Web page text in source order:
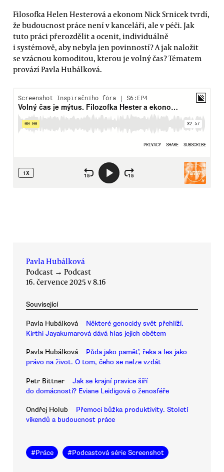
Filosofka Helen Hesterová a ekonom Nick Srnicek tvrdí,
že budoucnost práce není v kanceláři, ale v péči. Jak
tuto práci přerozdělit a ocenit, individuálně
i systémově, aby nebyla jen povinností? A jak naložit
se vzácnou komoditou, kterou je volný čas? Tématem
provází Pavla Hubálková.
Pavla Hubálková
Podcast → Podcast
16. července 2025 v 8.16
Související
Pavla Hubálková
Některé genocidy svět přehlíží.
Kirthi Jayakumarová dává hlas jejich obětem
Pavla Hubálková
Půda jako paměť, řeka a les jako
právo na život. O tom, čeho se nelze vzdát
Petr Bittner
Jak se krajní pravice šíří
do domácností? Eviane Leidigová o ženosféře
Ondřej Holub
Přemoci bůžka produktivity. Století
víkendů a budoucnost práce
#Práce #Podcastová série Screenshot